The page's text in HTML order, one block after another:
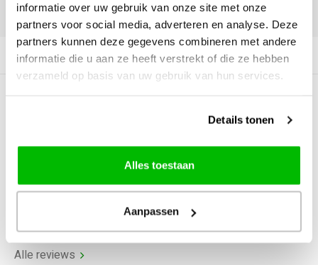
informatie over uw gebruik van onze site met onze
partners voor social media, adverteren en analyse. Deze
partners kunnen deze gegevens combineren met andere
informatie die u aan ze heeft verstrekt of die ze hebben
verzameld op basis van uw gebruik van hun services.
Details tonen
Alles toestaan
Aanpassen
DELEN:
Productomschrijving
Alle reviews